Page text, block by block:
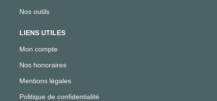
Nos outils
LIENS UTILES
Mon compte
Nos honoraires
Mentions légales
Politique de confidentialité